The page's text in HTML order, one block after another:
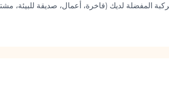
المفضلة لديك (فاخرة، أعمال، صديقة للبيئة،